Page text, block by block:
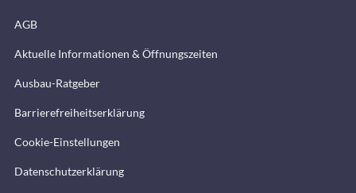
AGB
Aktuelle Informationen & Öffnungszeiten
Ausbau-Ratgeber
Barrierefreiheitserklärung
Cookie-Einstellungen
Datenschutzerklärung